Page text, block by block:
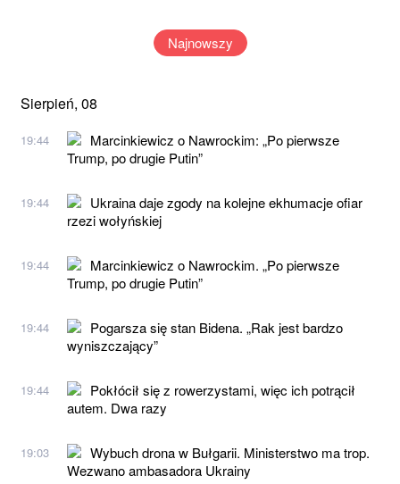
Najnowszy
Sierpień, 08
19:44
Marcinkiewicz o Nawrockim: „Po pierwsze
Trump, po drugie Putin”
19:44
Ukraina daje zgody na kolejne ekhumacje ofiar
rzezi wołyńskiej
19:44
Marcinkiewicz o Nawrockim. „Po pierwsze
Trump, po drugie Putin”
19:44
Pogarsza się stan Bidena. „Rak jest bardzo
wyniszczający”
19:44
Pokłócił się z rowerzystami, więc ich potrącił
autem. Dwa razy
19:03
Wybuch drona w Bułgarii. Ministerstwo ma trop.
Wezwano ambasadora Ukrainy